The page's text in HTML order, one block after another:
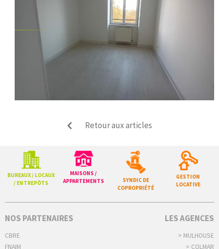
Retour aux articles
BUREAUX / LOCAUX
/ ENTREPÔTS
MAISONS /
APPARTEMENTS
SYNDIC DE
COPROPRIÉTÉ
GESTION
LOCATIVE
NOS PARTENAIRES
CBRE
FNAIM
LES AGENCES
> MULHOUSE
> COLMAR